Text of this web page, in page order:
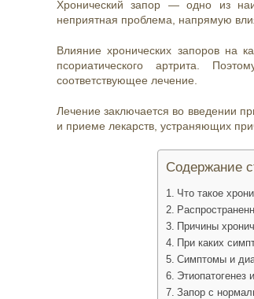
Хронический запор — одно из
неприятная проблема, напрямую
Влияние хронических запоров на
псориатического артрита.
соответствующее лечение.
Лечение заключается во введении
и приеме лекарств, устраняющих
Содержание
Что такое
Причины
При каких
Симптомы и
Этиопатогенез
Запор с